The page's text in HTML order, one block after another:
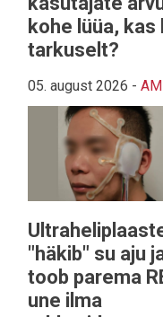
kohe lüüa, kas
tarkuselt?
05. august 2026 - AM
"häkib" su aju
toob parema
une ilma